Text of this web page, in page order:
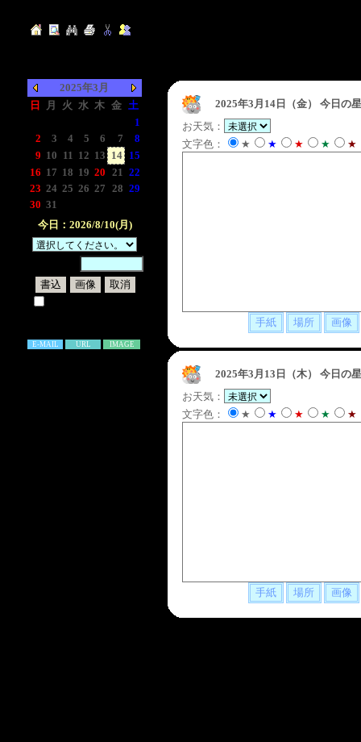
2025年3月
日
月 火 水 木 金 土
1
2
3 4 5 6 7
8
9 10 11 12 13 14 15
16 17 18 19 20 21 22
23 24 25 26 27 28 29
30 31
今日：2026/8/10(月)
E-MAIL URL IMAGE
2025年3月14日（金）
今日の
お天気：
文字色：
★ ★ ★ ★ ★
2025年3月13日（木）
今日の
お天気：
文字色：
★ ★ ★ ★ ★